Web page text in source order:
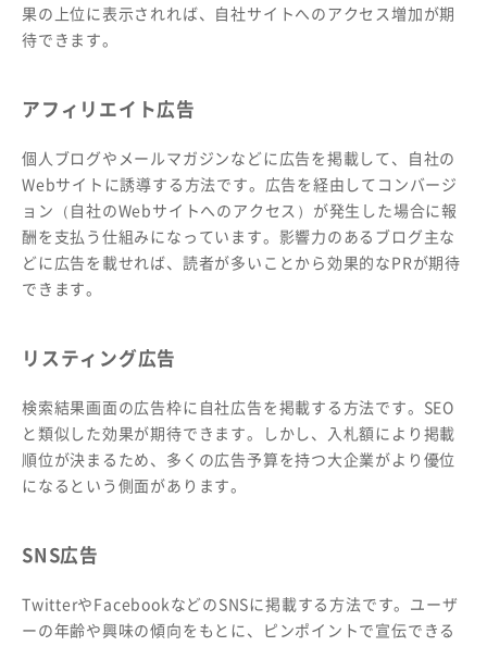
果の上位に表示されれば、自社サイトへのアクセス増加が期
待できます。
アフィリエイト広告
個人ブログやメールマガジンなどに広告を掲載して、自社の
Webサイトに誘導する方法です。広告を経由してコンバージ
ョン（自社のWebサイトへのアクセス）が発生した場合に報
酬を支払う仕組みになっています。影響力のあるブログ主な
どに広告を載せれば、読者が多いことから効果的なPRが期待
できます。
リスティング広告
検索結果画面の広告枠に自社広告を掲載する方法です。SEO
と類似した効果が期待できます。しかし、入札額により掲載
順位が決まるため、多くの広告予算を持つ大企業がより優位
になるという側面があります。
SNS広告
TwitterやFacebookなどのSNSに掲載する方法です。ユーザ
ーの年齢や興味の傾向をもとに、ピンポイントで宣伝できる